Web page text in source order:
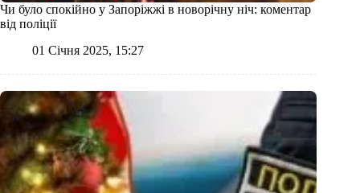
Чи було спокійно у Запоріжжі в новорічну ніч: коментар
від поліції
01 Січня 2025, 15:27